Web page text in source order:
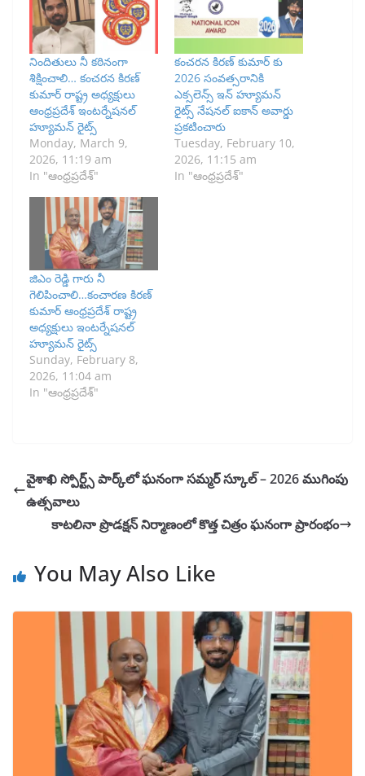
నిందితులు నీ కఠినంగా
శిక్షించాలి… కంచరన కిరణ్
కుమార్ రాష్ట్ర అధ్యక్షులు
ఆంధ్రప్రదేశ్ ఇంటర్నేషనల్
హ్యూమన్ రైట్స్
Monday, March 9,
2026, 11:19 am
In "ఆంధ్రప్రదేశ్"
కంచరన కిరణ్ కుమార్ కు
2026 సంవత్సరానికి
ఎక్సలెన్స్ ఇన్ హ్యూమన్
రైట్స్ నేషనల్ ఐకాన్ అవార్డు
ప్రకటించారు
Tuesday, February 10,
2026, 11:15 am
In "ఆంధ్రప్రదేశ్"
జిఎం రెడ్డి గారు నీ
గెలిపించాలి…కంచారణ కిరణ్
కుమార్ ఆంధ్రప్రదేశ్ రాష్ట్ర
అధ్యక్షులు ఇంటర్నేషనల్
హ్యూమన్ రైట్స్
Sunday, February 8,
2026, 11:04 am
In "ఆంధ్రప్రదేశ్"
వైశాఖి స్పోర్ట్స్ పార్క్‌లో ఘనంగా సమ్మర్ స్కూల్ – 2026 ముగింపు
ఉత్సవాలు
కాటలినా ప్రొడక్షన్ నిర్మాణంలో కొత్త చిత్రం ఘనంగా ప్రారంభం
You May Also Like